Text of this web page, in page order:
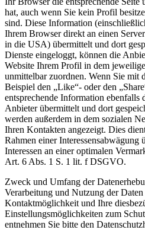
hat, auch wenn Sie kein Profil
sind. Diese Information
Ihrem Browser direkt an einen
in die USA) übermittelt und dort
Dienste eingeloggt, können die
Website Ihrem Profil in dem
unmittelbar zuordnen. Wenn Sie mit
Beispiel den „Like“- oder den
entsprechende Information ebenfalls
Anbieter übermittelt und dort
werden außerdem in dem sozialen
Ihren Kontakten angezeigt. Dies
Rahmen einer Interessensabwägung
Interessen an einer optimalen
Art. 6 Abs. 1 S. 1 lit. f DSGVO.
Zweck und Umfang der
Verarbeitung und Nutzung der
Kontaktmöglichkeit und Ihre
Einstellungsmöglichkeiten zum
entnehmen Sie bitte den